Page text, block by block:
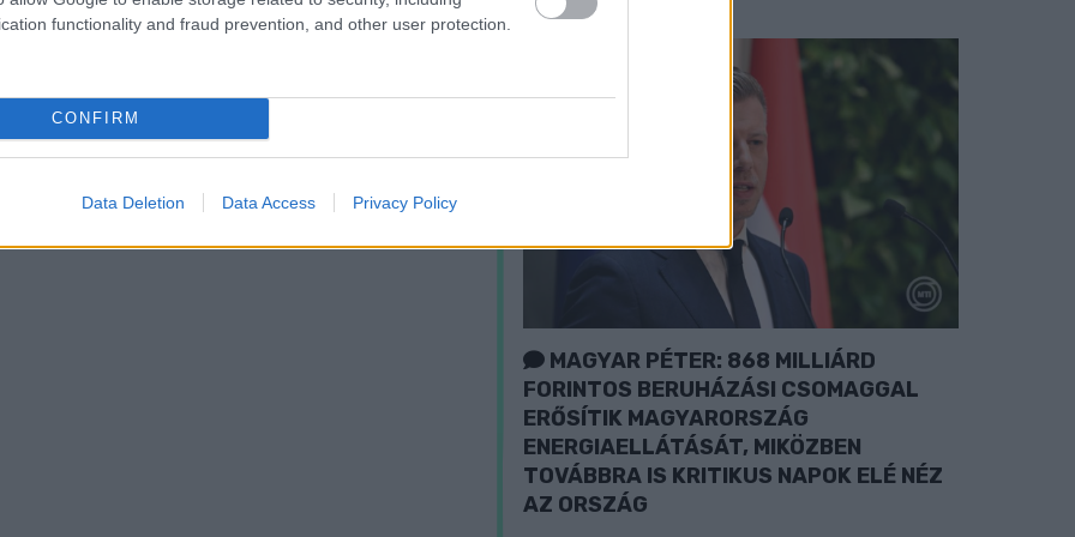
functionality and fraud prevention, and other user protection.
CONFIRM
Data Deletion Data Access Privacy Policy
MAGYAR PÉTER: 868 MILLIÁRD
FORINTOS BERUHÁZÁSI CSOMAGGAL
ERŐSÍTIK MAGYARORSZÁG
ENERGIAELLÁTÁSÁT, MIKÖZBEN
TOVÁBBRA IS KRITIKUS NAPOK ELÉ NÉZ
AZ ORSZÁG